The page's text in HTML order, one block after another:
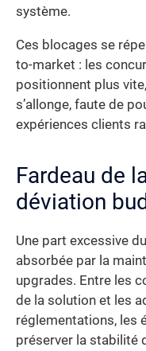
système.
Ces blocages se
to-market : les
positionnent plus
s’allonge, faute de
expériences clients
Fardeau de
déviation
Une part excessive
absorbée par la
upgrades. Entre les
de la solution et les
réglementations, les
préserver la stabilité